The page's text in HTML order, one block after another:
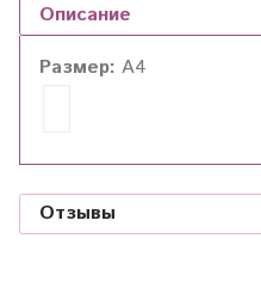
Описание
Размер: А4
Отзывы